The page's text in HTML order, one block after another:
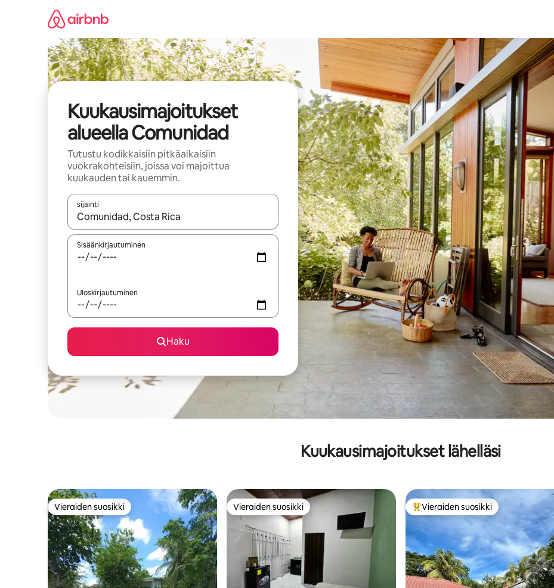
Kuukausimajoitukset
alueella Comunidad
Tutustu kodikkaisiin pitkäaikaisiin
vuokrakohteisiin, joissa voi majoittua
kuukauden tai kauemmin.
sijainti
Kun tulokset ovat saatavilla, navigoi ylös- ja alas-nuolinäppäimillä tai tutustu koskettamalla tai pyyhkäisemällä.
Sisäänkirjautuminen
Uloskirjautuminen
Haku
Kuukausimajoitukset lähelläsi
Vieraiden suosikki
Vieraiden suosikki Vieraiden suosikki
Vieraiden suosikki Vieraiden suosikkien parhaimmistoa
Vieraiden suosikki